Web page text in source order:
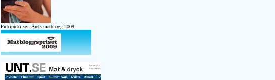
Pickipicki.se - Årets matblogg 2009